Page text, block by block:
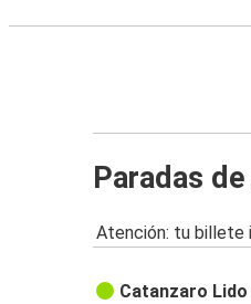
Paradas
Atención: tu billete
Catanzaro